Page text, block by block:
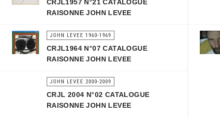
CRJL1957 N°21 CATALOGUE
RAISONNE JOHN LEVEE
JOHN LEVEE 1960-1969
CRJL1964 N°07 CATALOGUE
RAISONNE JOHN LEVEE
JOHN LEVEE 2000-2009
CRJL 2004 N°02 CATALOGUE
RAISONNE JOHN LEVEE